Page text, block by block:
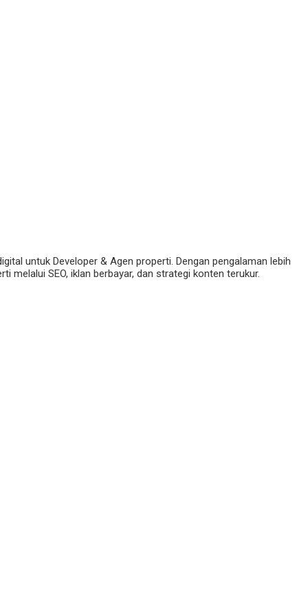
untuk Developer & Agen properti. Dengan pengalaman lebih
melalui SEO, iklan berbayar, dan strategi konten terukur.